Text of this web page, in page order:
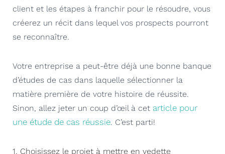
client et les étapes à franchir pour le résoudre, vous
créerez un récit dans lequel vos prospects pourront
se reconnaître.
Votre entreprise a peut-être déjà une bonne banque
d’études de cas dans laquelle sélectionner la
matière première de votre histoire de réussite.
Sinon, allez jeter un coup d’œil à cet article pour
une étude de cas réussie. C’est parti!
1. Choisissez le projet à mettre en vedette